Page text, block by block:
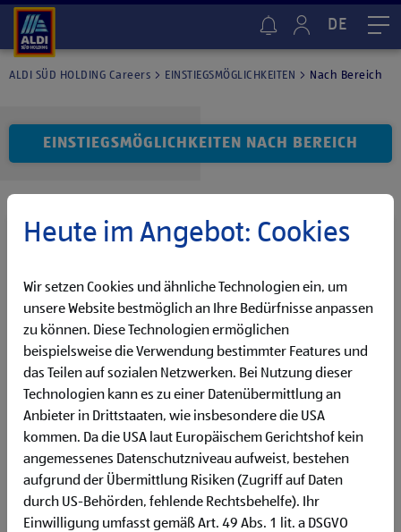
DE
ALDI SÜD HOLDING Careers EINSTIEGSMÖGLICHKEITEN Nach Bereich
EINSTIEGSMÖGLICHKEITEN NACH BEREICH
MEHR ENTDECKEN
Einkauf & Beschaffung
MEHR ENTDECKEN
Objektbetreuung & Reinigung
Heute im Angebot: Cookies
Wir setzen Cookies und ähnliche Technologien ein, um
unsere Website bestmöglich an Ihre Bedürfnisse anpassen
zu können. Diese Technologien ermöglichen
beispielsweise die Verwendung bestimmter Features und
das Teilen auf sozialen Netzwerken. Bei Nutzung dieser
Technologien kann es zu einer Datenübermittlung an
Anbieter in Drittstaaten, wie insbesondere die USA
kommen. Da die USA laut Europäischem Gerichtshof kein
angemessenes Datenschutzniveau aufweist, bestehen
aufgrund der Übermittlung Risiken (Zugriff auf Daten
durch US-Behörden, fehlende Rechtsbehelfe). Ihr
Einwilligung umfasst gemäß Art. 49 Abs. 1 lit. a DSGVO